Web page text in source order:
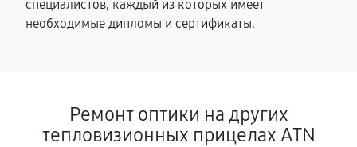
специалистов, каждый из которых имеет
необходимые дипломы и сертификаты.
Ремонт оптики на других
тепловизионных прицелах ATN